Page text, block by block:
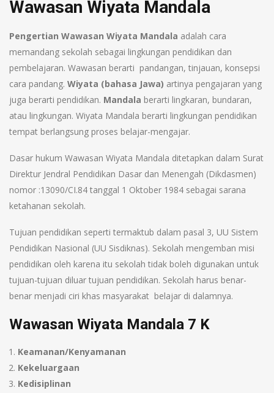
Wawasan Wiyata Mandala
Pengertian Wawasan Wiyata Mandala adalah cara
memandang sekolah sebagai lingkungan pendidikan dan
pembelajaran. Wawasan berarti pandangan, tinjauan, konsepsi
cara pandang. Wiyata (bahasa Jawa) artinya pengajaran yang
juga berarti pendidikan. Mandala berarti lingkaran, bundaran,
atau lingkungan. Wiyata Mandala berarti lingkungan pendidikan
tempat berlangsung proses belajar-mengajar.
Dasar hukum Wawasan Wiyata Mandala ditetapkan dalam Surat
Direktur Jendral Pendidikan Dasar dan Menengah (Dikdasmen)
nomor :13090/CI.84 tanggal 1 Oktober 1984 sebagai sarana
ketahanan sekolah.
Tujuan pendidikan seperti termaktub dalam pasal 3, UU Sistem
Pendidikan Nasional (UU Sisdiknas). Sekolah mengemban misi
pendidikan oleh karena itu sekolah tidak boleh digunakan untuk
tujuan-tujuan diluar tujuan pendidikan. Sekolah harus benar-
benar menjadi ciri khas masyarakat belajar di dalamnya.
Wawasan Wiyata Mandala 7 K
Keamanan/Kenyamanan
Kekeluargaan
Kedisiplinan